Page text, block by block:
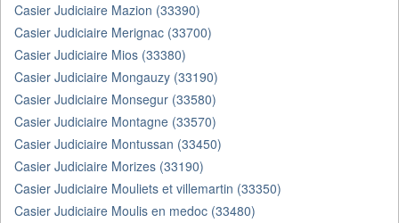
Casier Judiciaire Mazion (33390)
Casier Judiciaire Merignac (33700)
Casier Judiciaire Mios (33380)
Casier Judiciaire Mongauzy (33190)
Casier Judiciaire Monsegur (33580)
Casier Judiciaire Montagne (33570)
Casier Judiciaire Montussan (33450)
Casier Judiciaire Morizes (33190)
Casier Judiciaire Mouliets et villemartin (33350)
Casier Judiciaire Moulis en medoc (33480)